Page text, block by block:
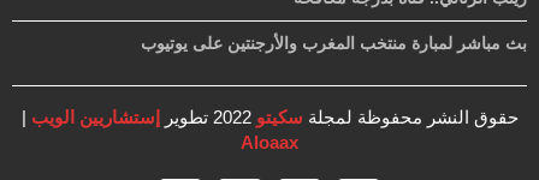
بث مباشر لمبارة منتخب المغرب والأرجنتين على يوتيوب
حقوق النشر محفوظة لمجلة سكيتو2022 تطوير إستشاريين الويب |
Aloaax